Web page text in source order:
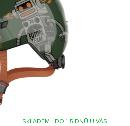
SKLADEM - DO 1-5 DNŮ U VÁS